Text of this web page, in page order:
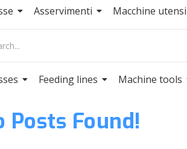
Asservimenti Macchine
Feeding lines Machine tools
Posts Found!